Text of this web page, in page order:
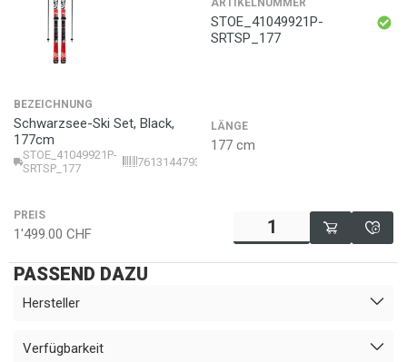
STOE_41049921P-
SRTSP_177
BEZEICHNUNG
Schwarzsee-Ski Set, Black,
177cm
STOE_41049921P-
SRTSP_177
7613144793184
LÄNGE
177 cm
PREIS
1'499.00 CHF
PASSEND DAZU
Hersteller
Verfügbarkeit